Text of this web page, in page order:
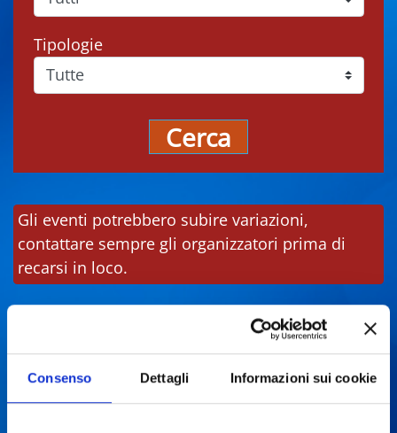
Consenso Dettagli Informazioni sui cookie
Tipologie
Cerca
Gli eventi potrebbero subire variazioni,
contattare sempre gli organizzatori prima di
recarsi in loco.